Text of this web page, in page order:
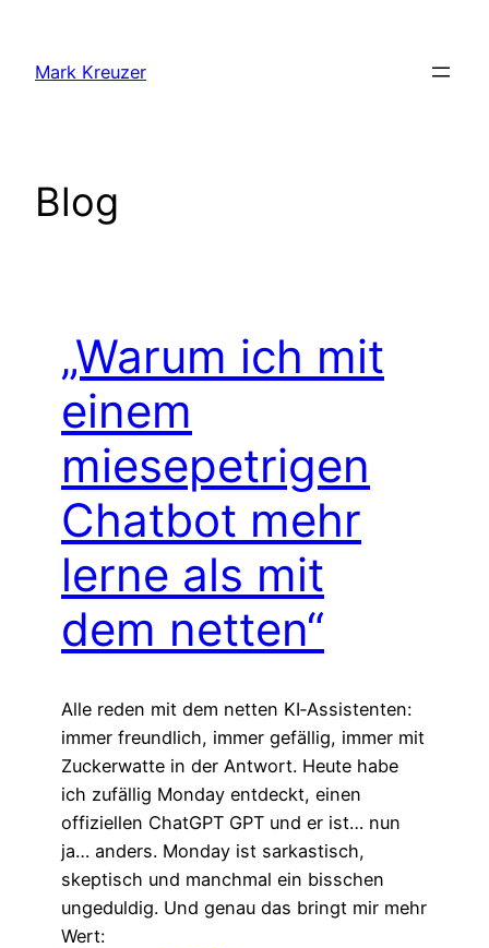
springen
Mark Kreuzer
Blog
„Warum ich mit
einem
miesepetrigen
Chatbot mehr
lerne als mit
dem netten“
Alle reden mit dem netten KI‑Assistenten:
immer freundlich, immer gefällig, immer mit
Zuckerwatte in der Antwort. Heute habe
ich zufällig Monday entdeckt, einen
offiziellen ChatGPT GPT und er ist… nun
ja… anders. Monday ist sarkastisch,
skeptisch und manchmal ein bisschen
ungeduldig. Und genau das bringt mir mehr
Wert: